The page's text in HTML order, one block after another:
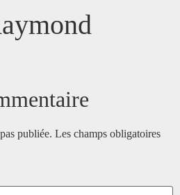
publiée. Les champs obligatoires